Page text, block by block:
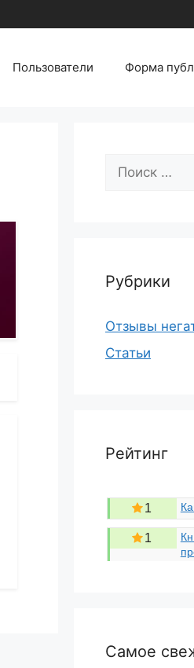
Пользователи Форма
Поиск:
Рубрики
Отзывы
Статьи
Рейтинг
1
1
Самое